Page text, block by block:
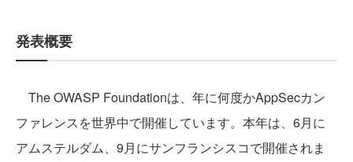
発表概要
The OWASP Foundationは、年に何度かAppSecカン
ファレンスを世界中で開催しています。本年は、6月に
アムステルダム、9月にサンフランシスコで開催されま